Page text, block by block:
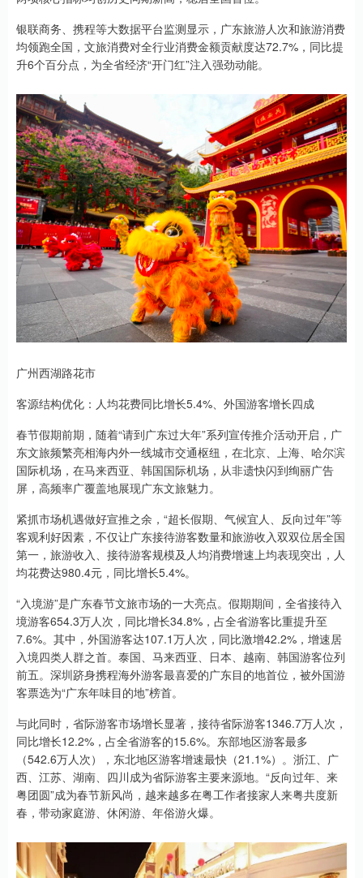
银联商务、携程等大数据平台监测显示，广东旅游人次和旅游消费
均领跑全国，文旅消费对全行业消费金额贡献度达72.7%，同比提
升6个百分点，为全省经济“开门红”注入强劲动能。
广州西湖路花市
客源结构优化：人均花费同比增长5.4%、外国游客增长四成
春节假期前期，随着“请到广东过大年”系列宣传推介活动开启，广
东文旅频繁亮相海内外一线城市交通枢纽，在北京、上海、哈尔滨
国际机场，在马来西亚、韩国国际机场，从非遗快闪到绚丽广告
屏，高频率广覆盖地展现广东文旅魅力。
紧抓市场机遇做好宣推之余，“超长假期、气候宜人、反向过年”等
客观利好因素，不仅让广东接待游客数量和旅游收入双双位居全国
第一，旅游收入、接待游客规模及人均消费增速上均表现突出，人
均花费达980.4元，同比增长5.4%。
“入境游”是广东春节文旅市场的一大亮点。假期期间，全省接待入
境游客654.3万人次，同比增长34.8%，占全省游客比重提升至
7.6%。其中，外国游客达107.1万人次，同比激增42.2%，增速居
入境四类人群之首。泰国、马来西亚、日本、越南、韩国游客位列
前五。深圳跻身携程海外游客最喜爱的广东目的地首位，被外国游
客票选为“广东年味目的地”榜首。
与此同时，省际游客市场增长显著，接待省际游客1346.7万人次，
同比增长12.2%，占全省游客的15.6%。东部地区游客最多
（542.6万人次），东北地区游客增速最快（21.1%）。浙江、广
西、江苏、湖南、四川成为省际游客主要来源地。“反向过年、来
粤团圆”成为春节新风尚，越来越多在粤工作者接家人来粤共度新
春，带动家庭游、休闲游、年俗游火爆。